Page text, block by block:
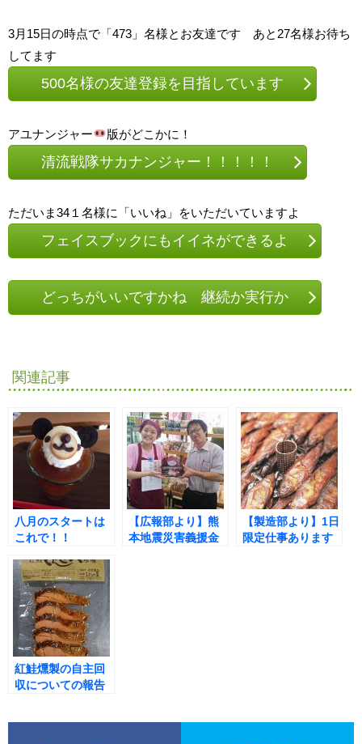
3月15日の時点で「473」名様とお友達です あと27名様お待ち
してます
500名様の友達登録を目指しています
アユナンジャー 版がどこかに！
清流戦隊サカナンジャー！！！！！
ただいま34１名様に「いいね」をいただいていますよ
フェイスブックにもイイネができるよ
どっちがいいですかね 継続か実行か
関連記事
八月のスタートは
これで！！
【広報部より】熊
本地震災害義援金
【製造部より】1日
限定仕事あります
紅鮭燻製の自主回
収についての報告